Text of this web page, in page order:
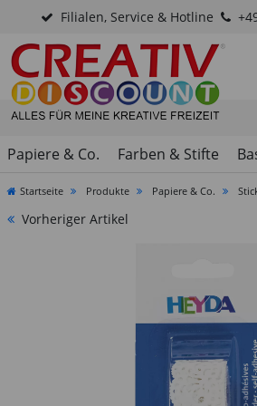
Filialen, Service & Hotline
Papiere & Co.
Farben & Stifte
Startseite Produkte Papiere & Co.
Vorheriger Artikel